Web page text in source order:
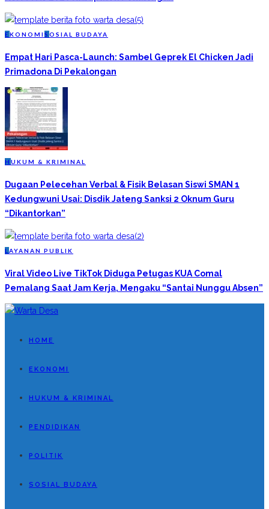
EKONOMI S OSIAL BUDAYA
Empat Hari Pasca-Launch: Sambel Geprek El Chicken Jadi
Primadona Di Pekalongan
H UKUM & KRIMINAL
Dugaan Pelecehan Verbal & Fisik Belasan Siswi SMAN 1
Kedungwuni Usai: Disdik Jateng Sanksi 2 Oknum Guru
“Dikantorkan”
L AYANAN PUBLIK
Viral Video Live TikTok Diduga Petugas KUA Comal
Pemalang Saat Jam Kerja, Mengaku “Santai Nunggu Absen”
HOME
EKONOMI
HUKUM & KRIMINAL
PENDIDIKAN
POLITIK
SOSIAL BUDAYA